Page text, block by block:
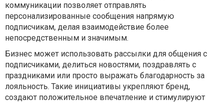
коммуникации позволяет отправлять
персонализированные сообщения напрямую
подписчикам, делая взаимодействие более
непосредственным и значимым.
Бизнес может использовать рассылки для общения с
подписчиками, делиться новостями, поздравлять с
праздниками или просто выражать благодарность за
лояльность. Такие инициативы укрепляют бренд,
создают положительное впечатление и стимулируют